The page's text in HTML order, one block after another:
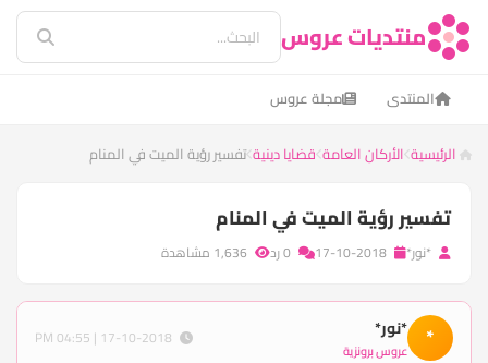
منتديات عروس
المنتدى مجلة عروس
الرئيسية الأركان العامة قضايا دينية ​تفسير رؤية الميت في المنام
​تفسير رؤية الميت في المنام
*نور*
* *نور*
عروس برونزية